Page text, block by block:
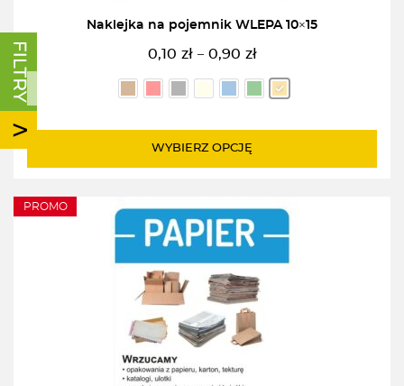
Naklejka na pojemnik WLEPA 10×15
0,10 zł – 0,90 zł
Zakres
cen:
od
do
WYBIERZ OPCJĘ
PROMO